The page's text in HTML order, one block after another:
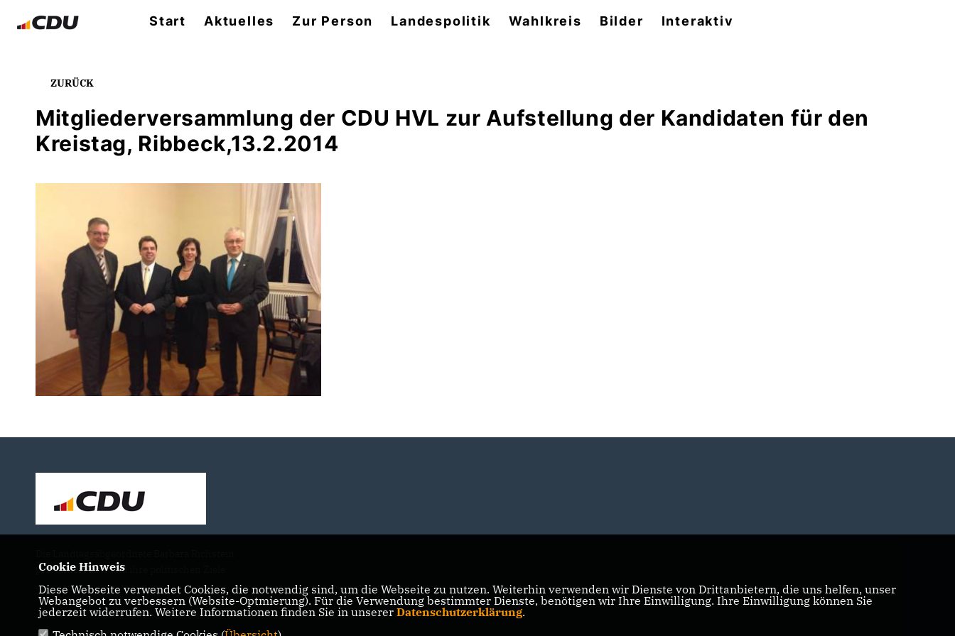
Start Aktuelles Zur Person Landespolitik Wahlkreis Bilder Interaktiv
ZURÜCK
Mitgliederversammlung der CDU HVL zur Aufstellung der Kandidaten für den
Kreistag, Ribbeck,13.2.2014
präsentiert sich und ihre politischen Ziele.
Cookie Hinweis
Diese Webseite verwendet Cookies, die notwendig sind, um die Webseite zu nutzen. Weiterhin verwenden wir Dienste von Drittanbietern, die uns helfen, unser
Webangebot zu verbessern (Website-Optmierung). Für die Verwendung bestimmter Dienste, benötigen wir Ihre Einwilligung. Ihre Einwilligung können Sie
jederzeit widerrufen. Weitere Informationen finden Sie in unserer Datenschutzerklärung.